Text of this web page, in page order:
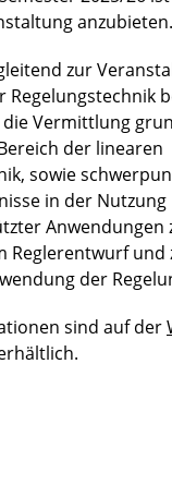
anzubieten.
zur
Regelungstechnik
die Vermittlung
der linearen
sowie
in der Nutzung
Anwendungen
Reglerentwurf und
der
sind auf der